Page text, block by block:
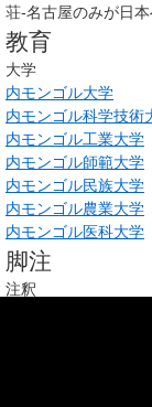
荘-名古屋のみが日本
教育
大学
内モンゴル大学
内モンゴル科学技術
内モンゴル工業大学
内モンゴル師範大学
内モンゴル民族大学
内モンゴル農業大学
内モンゴル医科大学
脚注
注釈